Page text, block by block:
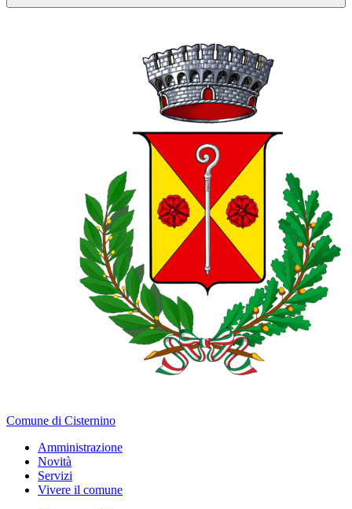
Comune di Cisternino
Amministrazione
Novità
Servizi
Vivere il comune